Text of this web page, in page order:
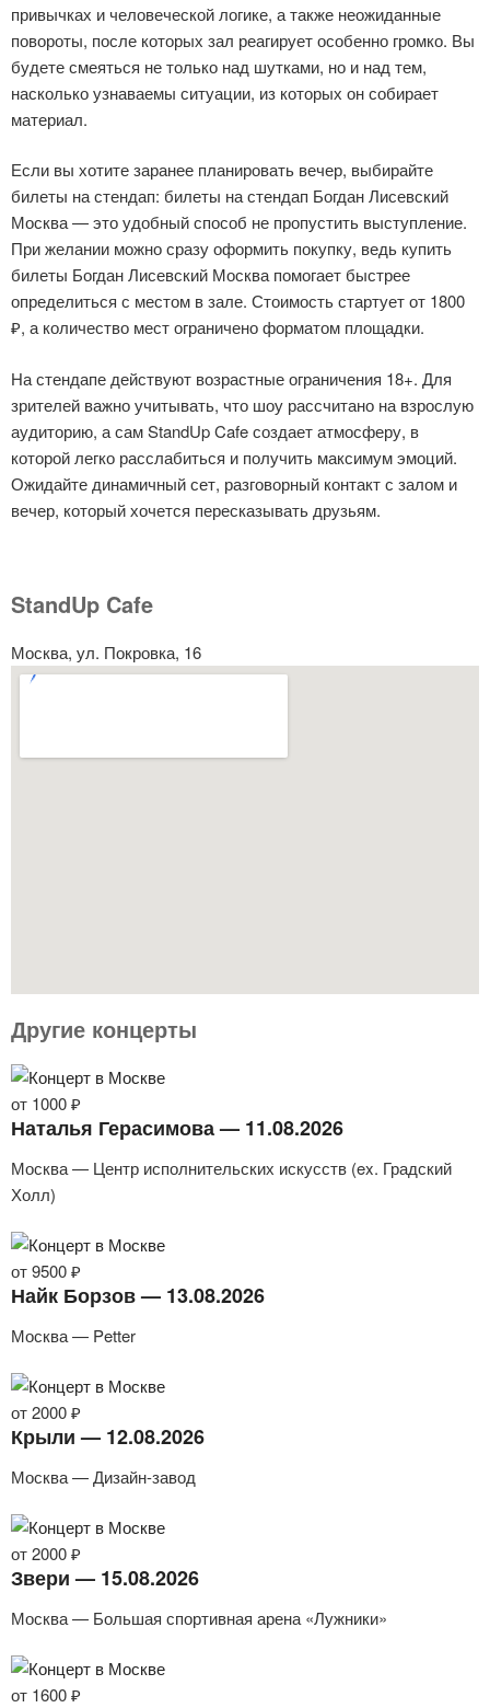
привычках и человеческой логике, а также неожиданные
повороты, после которых зал реагирует особенно громко. Вы
будете смеяться не только над шутками, но и над тем,
насколько узнаваемы ситуации, из которых он собирает
материал.
Если вы хотите заранее планировать вечер, выбирайте
билеты на стендап: билеты на стендап Богдан Лисевский
Москва — это удобный способ не пропустить выступление.
При желании можно сразу оформить покупку, ведь купить
билеты Богдан Лисевский Москва помогает быстрее
определиться с местом в зале. Стоимость стартует от 1800
₽, а количество мест ограничено форматом площадки.
На стендапе действуют возрастные ограничения 18+. Для
зрителей важно учитывать, что шоу рассчитано на взрослую
аудиторию, а сам StandUp Cafe создает атмосферу, в
которой легко расслабиться и получить максимум эмоций.
Ожидайте динамичный сет, разговорный контакт с залом и
вечер, который хочется пересказывать друзьям.
StandUp Cafe
Москва, ул. Покровка, 16
Другие концерты
от 1000 ₽
Наталья Герасимова — 11.08.2026
Москва — Центр исполнительских искусств (ex. Градский
Холл)
от 9500 ₽
Найк Борзов — 13.08.2026
Москва — Petter
от 2000 ₽
Крыли — 12.08.2026
Москва — Дизайн-завод
от 2000 ₽
Звери — 15.08.2026
Москва — Большая спортивная арена «Лужники»
от 1600 ₽